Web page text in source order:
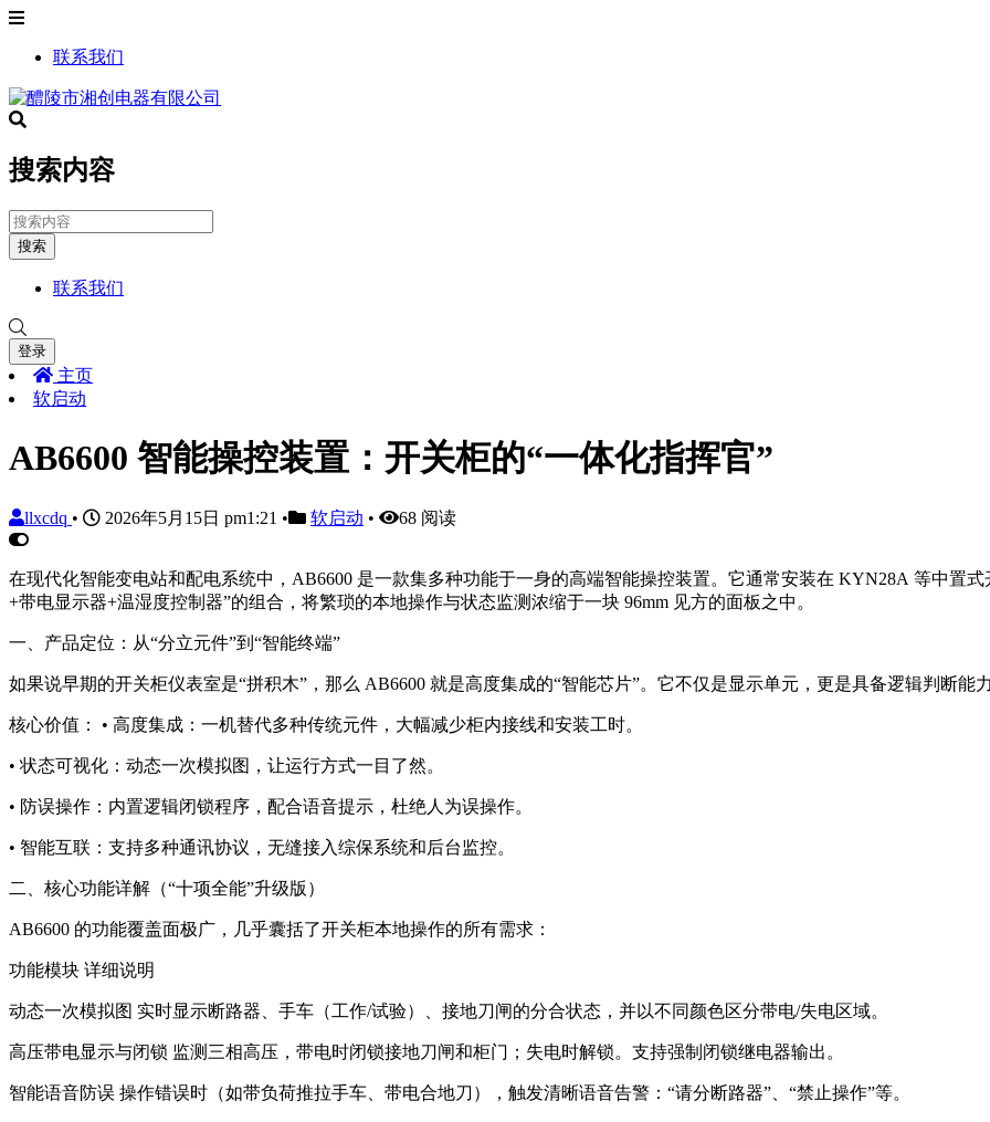
联系我们
搜索内容
搜索
联系我们
登录
主页
软启动
AB6600 智能操控装置：开关柜的“一体化指挥官”
llxcdq • 2026年5月15日 pm1:21 • 软启动 • 68 阅读
在现代化智能变电站和配电系统中，AB6600 是一款集多种功能于一身的高端智能操控装置。它通常安装在 KYN28A 等中置
+带电显示器+温湿度控制器”的组合，将繁琐的本地操作与状态监测浓缩于一块 96mm 见方的面板之中。
一、产品定位：从“分立元件”到“智能终端”
如果说早期的开关柜仪表室是“拼积木”，那么 AB6600 就是高度集成的“智能芯片”。它不仅是显示单元，更是具备逻辑判断能
核心价值： • 高度集成：一机替代多种传统元件，大幅减少柜内接线和安装工时。
• 状态可视化：动态一次模拟图，让运行方式一目了然。
• 防误操作：内置逻辑闭锁程序，配合语音提示，杜绝人为误操作。
• 智能互联：支持多种通讯协议，无缝接入综保系统和后台监控。
二、核心功能详解（“十项全能”升级版）
AB6600 的功能覆盖面极广，几乎囊括了开关柜本地操作的所有需求：
功能模块 详细说明
动态一次模拟图 实时显示断路器、手车（工作/试验）、接地刀闸的分合状态，并以不同颜色区分带电/失电区域。
高压带电显示与闭锁 监测三相高压，带电时闭锁接地刀闸和柜门；失电时解锁。支持强制闭锁继电器输出。
智能语音防误 操作错误时（如带负荷推拉手车、带电合地刀），触发清晰语音告警：“请分断路器”、“禁止操作”等。